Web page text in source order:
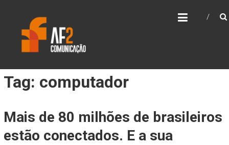
content
Tag: computador
Mais de 80 milhões de brasileiros
estão conectados. E a sua